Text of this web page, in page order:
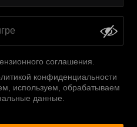
соглашения
конфиденциальности
используем, обрабатываем
данные